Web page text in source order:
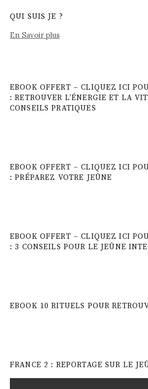
QUI SUIS JE ?
En Savoir plus
EBOOK OFFERT – CLIQUEZ ICI
: RETROUVER L’ÉNERGIE ET LA
CONSEILS PRATIQUES
EBOOK OFFERT – CLIQUEZ ICI
: PRÉPAREZ VOTRE JEÛNE
EBOOK OFFERT – CLIQUEZ ICI
: 3 CONSEILS POUR LE JEÛNE
EBOOK 10 RITUELS POUR
FRANCE 2 : REPORTAGE SUR LE